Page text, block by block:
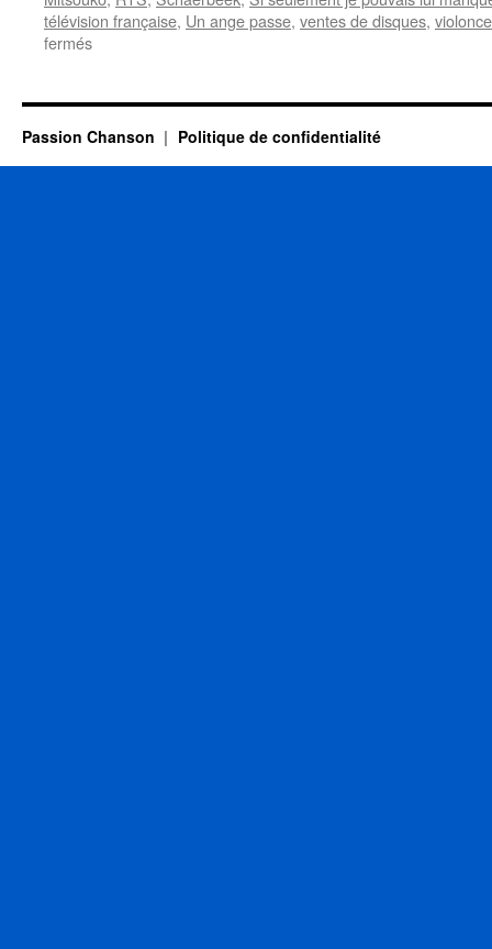
télévision française, Un ange passe, ventes de disques,
ferméssur
Passion Chanson Politique de confidentialité